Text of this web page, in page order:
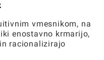
vmesnikom, na
enostavno krmarijo,
racionalizirajo